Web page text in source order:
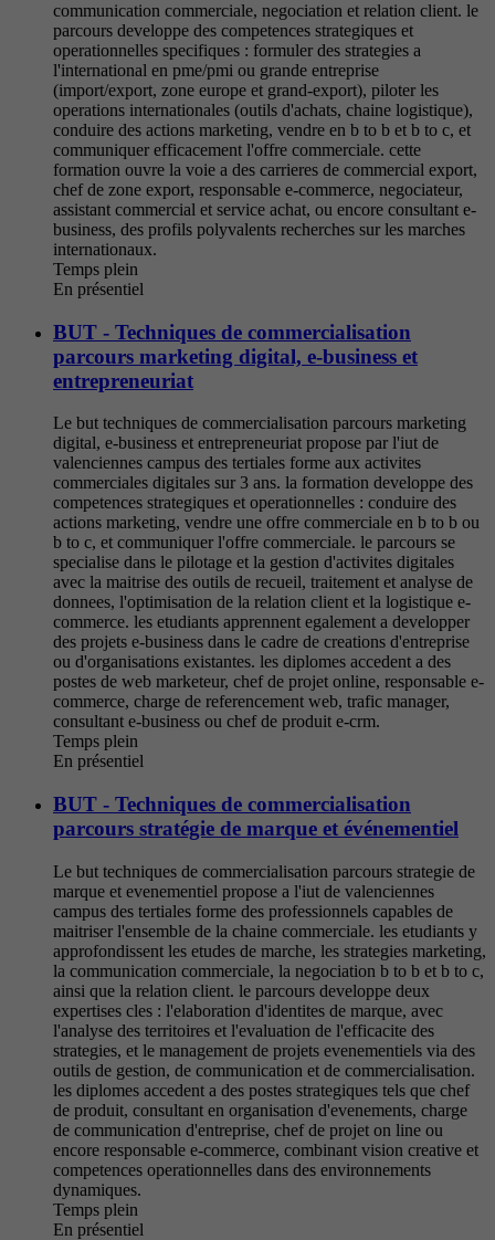
communication commerciale, negociation et relation client. le
parcours developpe des competences strategiques et
operationnelles specifiques : formuler des strategies a
l'international en pme/pmi ou grande entreprise
(import/export, zone europe et grand-export), piloter les
operations internationales (outils d'achats, chaine logistique),
conduire des actions marketing, vendre en b to b et b to c, et
communiquer efficacement l'offre commerciale. cette
formation ouvre la voie a des carrieres de commercial export,
chef de zone export, responsable e-commerce, negociateur,
assistant commercial et service achat, ou encore consultant e-
business, des profils polyvalents recherches sur les marches
internationaux.
Temps plein
En présentiel
BUT - Techniques de commercialisation
parcours marketing digital, e-business et
entrepreneuriat
Le but techniques de commercialisation parcours marketing
digital, e-business et entrepreneuriat propose par l'iut de
valenciennes campus des tertiales forme aux activites
commerciales digitales sur 3 ans. la formation developpe des
competences strategiques et operationnelles : conduire des
actions marketing, vendre une offre commerciale en b to b ou
b to c, et communiquer l'offre commerciale. le parcours se
specialise dans le pilotage et la gestion d'activites digitales
avec la maitrise des outils de recueil, traitement et analyse de
donnees, l'optimisation de la relation client et la logistique e-
commerce. les etudiants apprennent egalement a developper
des projets e-business dans le cadre de creations d'entreprise
ou d'organisations existantes. les diplomes accedent a des
postes de web marketeur, chef de projet online, responsable e-
commerce, charge de referencement web, trafic manager,
consultant e-business ou chef de produit e-crm.
Temps plein
En présentiel
BUT - Techniques de commercialisation
parcours stratégie de marque et événementiel
Le but techniques de commercialisation parcours strategie de
marque et evenementiel propose a l'iut de valenciennes
campus des tertiales forme des professionnels capables de
maitriser l'ensemble de la chaine commerciale. les etudiants y
approfondissent les etudes de marche, les strategies marketing,
la communication commerciale, la negociation b to b et b to c,
ainsi que la relation client. le parcours developpe deux
expertises cles : l'elaboration d'identites de marque, avec
l'analyse des territoires et l'evaluation de l'efficacite des
strategies, et le management de projets evenementiels via des
outils de gestion, de communication et de commercialisation.
les diplomes accedent a des postes strategiques tels que chef
de produit, consultant en organisation d'evenements, charge
de communication d'entreprise, chef de projet on line ou
encore responsable e-commerce, combinant vision creative et
competences operationnelles dans des environnements
dynamiques.
Temps plein
En présentiel